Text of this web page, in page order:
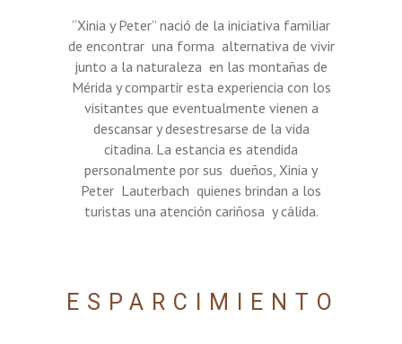
“Xinia y Peter” nació de la iniciativa familiar
de encontrar una forma alternativa de vivir
junto a la naturaleza en las montañas de
Mérida y compartir esta experiencia con los
visitantes que eventualmente vienen a
descansar y desestresarse de la vida
citadina. La estancia es atendida
personalmente por sus dueños, Xinia y
Peter Lauterbach quienes brindan a los
turistas una atención cariñosa y cálida.
ESPARCIMIENTO